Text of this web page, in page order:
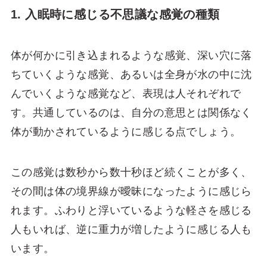
1. 入眠時に感じる不思議な感覚の種類
体が何かに引き込まれるような感覚、深い穴に落
ちていくような感覚、あるいは全身が水の中に沈
んでいくような感覚など、表現は人それぞれで
す。共通しているのは、自分の意思とは関係なく
体が動かされているように感じる点でしょう。
この感覚は数秒から数十秒ほど続くことが多く、
その間は体の境界線が曖昧になったように感じら
れます。ふわりと浮いているような軽さを感じる
人もいれば、逆に重力が増したように感じる人も
います。